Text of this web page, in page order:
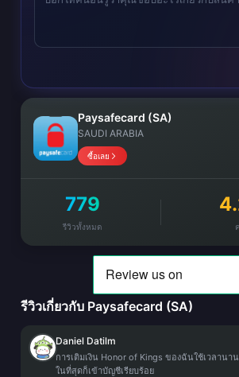
Paysafecard (SA)
SAUDI ARABIA
ซื้อเลย
779
รีวิวทั้งหมด
รีวิวเกี่ยวกับ Paysafecard (SA)
Daniel Datilm
การเติมเงิน Honor of Kings ของฉันใช้เวลาน
ในที่สุดก็เข้าบัญชีเรียบร้อย